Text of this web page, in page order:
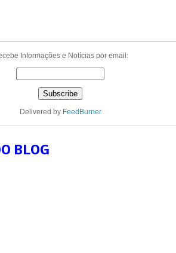
Informações e Notícias por email:
Delivered by FeedBurner
BLOG